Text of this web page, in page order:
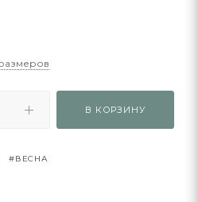
В КОРЗИНУ
#ВЕСНА